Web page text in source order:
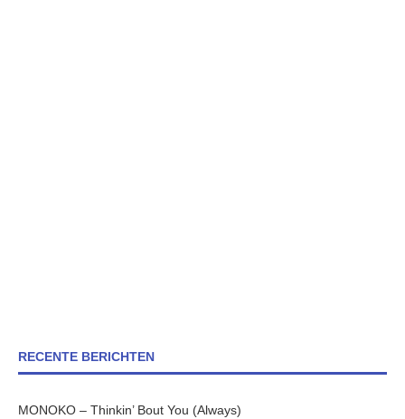
RECENTE BERICHTEN
MONOKO – Thinkin’ Bout You (Always)